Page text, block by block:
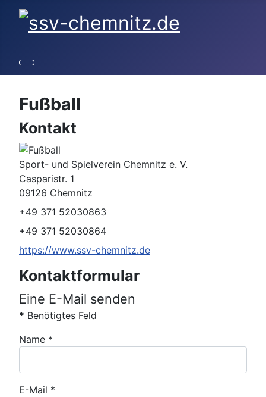
Fußball
Kontakt
Adresse:
Sport- und Spielverein Chemnitz e. V.
Casparistr. 1
09126 Chemnitz
Telefon:
+49 371 52030863
Mobil:
+49 371 52030864
Website:
https://www.ssv-chemnitz.de
Kontaktformular
Eine E-Mail senden
* Benötigtes Feld
Name *
E-Mail *